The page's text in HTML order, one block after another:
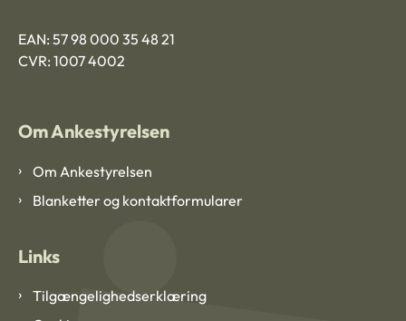
EAN: 57 98 000 35 48 21
CVR: 1007 4002
Om Ankestyrelsen
Om Ankestyrelsen
Blanketter og kontaktformularer
Links
Tilgængelighedserklæring